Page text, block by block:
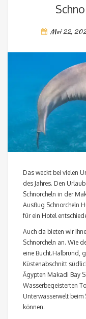
Mai 22,
Das weckt bei vielen
des Jahres. Den
Schnorcheln in der
Ausflug Schnorcheln
für ein Hotel
Auch da bieten wir
Schnorcheln an. Wie
eine Bucht.Halbrund,
Küstenabschnitt
Ägypten Makadi Bay
Wasserbegeisterten
Unterwasserwelt beim
können.